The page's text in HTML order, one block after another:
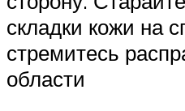
складки кожи на
стремитесь
области